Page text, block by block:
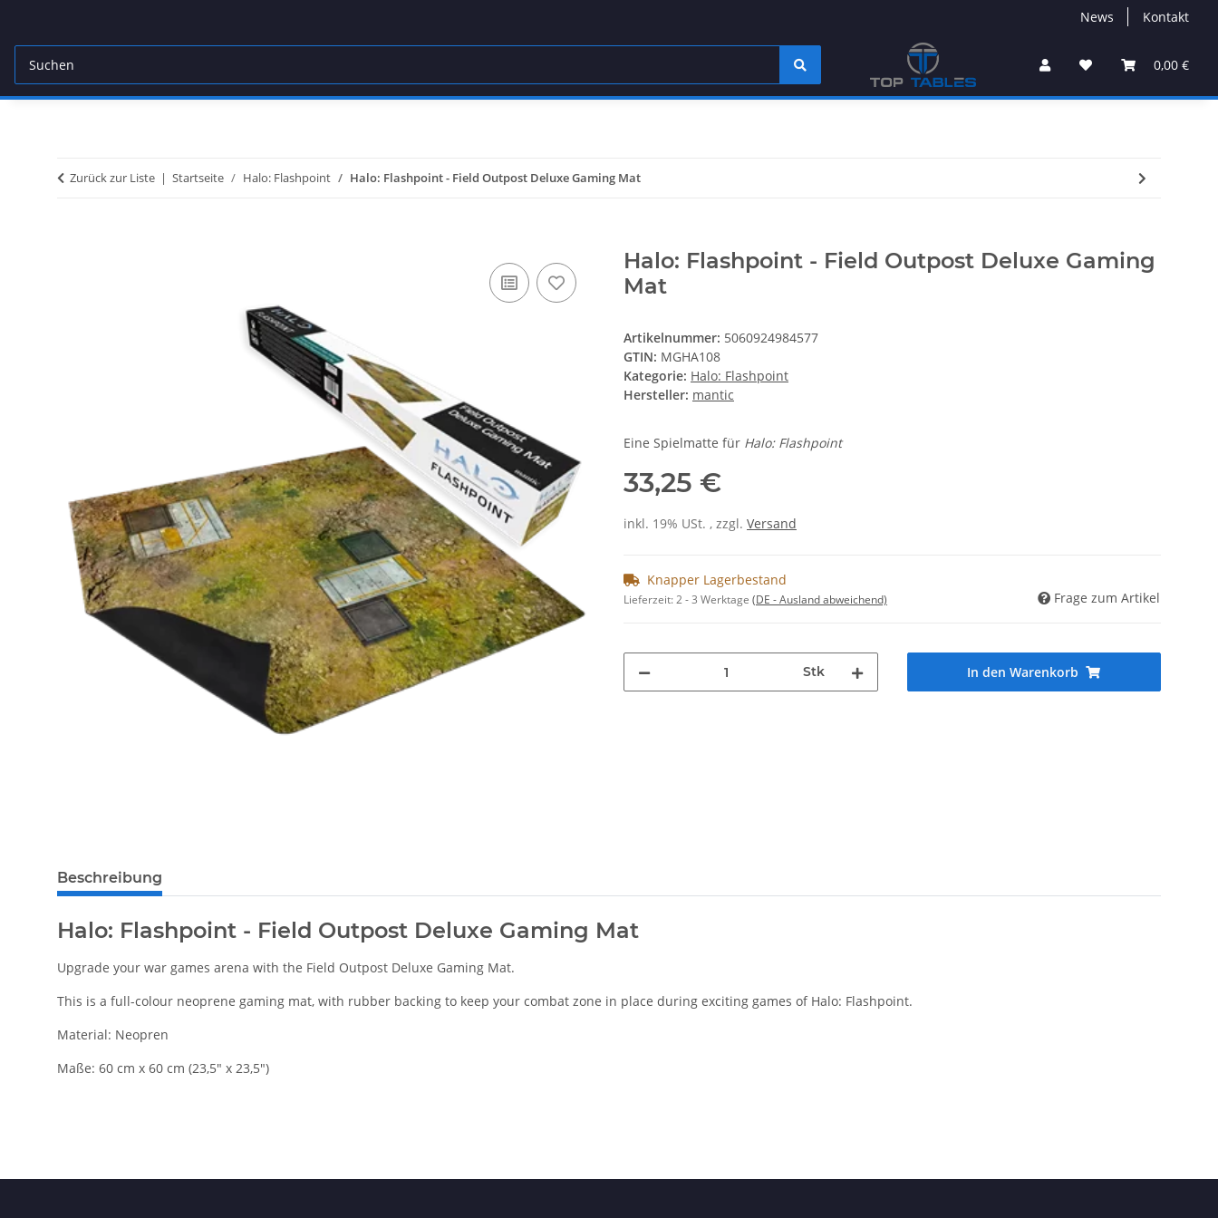
News Kontakt
0,00 €
Zurück zur Liste Startseite Halo: Flashpoint Halo: Flashpoint - Field Outpost Deluxe Gaming Mat
Halo: Flashpoint - Field Outpost Deluxe Gaming
Mat
Artikelnummer: 5060924984577
GTIN: MGHA108
Kategorie: Halo: Flashpoint
Hersteller: mantic
Eine Spielmatte für Halo: Flashpoint
33,25 €
inkl. 19% USt. , zzgl. Versand
Knapper Lagerbestand
Lieferzeit:2 - 3 Werktage (DE - Ausland abweichend) Frage zum Artikel
Stk In den Warenkorb
Beschreibung
Halo: Flashpoint - Field Outpost Deluxe Gaming Mat
Upgrade your war games arena with the Field Outpost Deluxe Gaming Mat.
This is a full-colour neoprene gaming mat, with rubber backing to keep your combat zone in place during exciting games of Halo: Flashpoint.
Material: Neopren
Maße: 60 cm x 60 cm (23,5" x 23,5")